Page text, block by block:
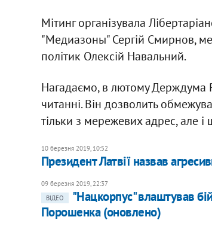
Мітинг організувала
"Медиазоны" Сергій Смирнов,
політик Олексій Навальний.
Нагадаємо, в лютому Держдума
читанні. Він дозволить
тільки з мережевих адрес, але
10 березня 2019, 10:52
Президент Латвії назвав
09 березня 2019, 22:37
ВІДЕО
"Нацкорпус" влаштував
Порошенка (оновлено)